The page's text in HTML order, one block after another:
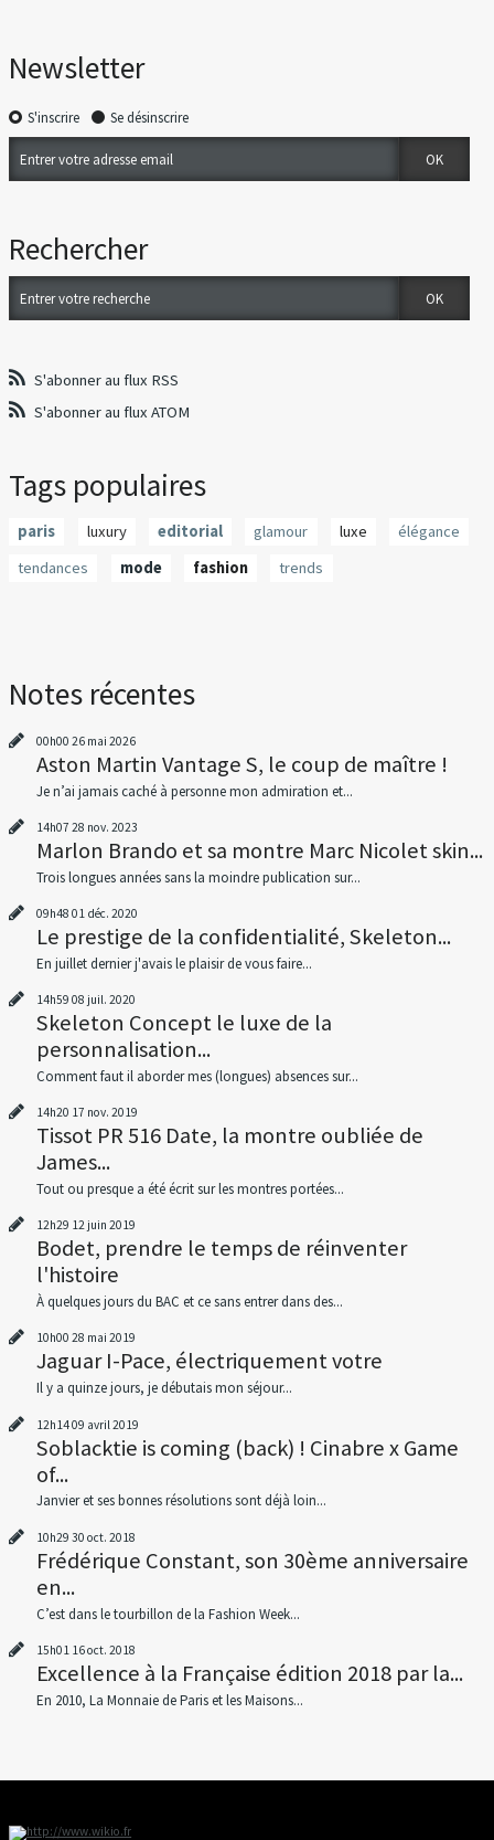
Newsletter
S'inscrire Se désinscrire
Rechercher
S'abonner au flux RSS
S'abonner au flux ATOM
Tags populaires
paris luxury editorial glamour luxe
élégance
tendances
mode fashion trends
Notes récentes
00h00 26 mai 2026
Aston Martin Vantage S, le coup de maître !
Je n’ai jamais caché à personne mon admiration et...
14h07 28 nov. 2023
Marlon Brando et sa montre Marc Nicolet skin...
Trois longues années sans la moindre publication sur...
09h48 01 déc. 2020
Le prestige de la confidentialité, Skeleton...
En juillet dernier j'avais le plaisir de vous faire...
14h59 08 juil. 2020
Skeleton Concept le luxe de la
personnalisation...
Comment faut il aborder mes (longues) absences sur...
14h20 17 nov. 2019
Tissot PR 516 Date, la montre oubliée de
James...
Tout ou presque a été écrit sur les montres portées...
12h29 12 juin 2019
Bodet, prendre le temps de réinventer
l'histoire
À quelques jours du BAC et ce sans entrer dans des...
10h00 28 mai 2019
Jaguar I-Pace, électriquement votre
Il y a quinze jours, je débutais mon séjour...
12h1409 avril 2019
Soblacktie is coming (back) ! Cinabre x Game
of...
Janvier et ses bonnes résolutions sont déjà loin...
10h29 30 oct. 2018
Frédérique Constant, son 30ème anniversaire
en...
C’est dans le tourbillon de la Fashion Week...
15h01 16oct. 2018
Excellence à la Française édition 2018 par la...
En 2010, La Monnaie de Paris et les Maisons...